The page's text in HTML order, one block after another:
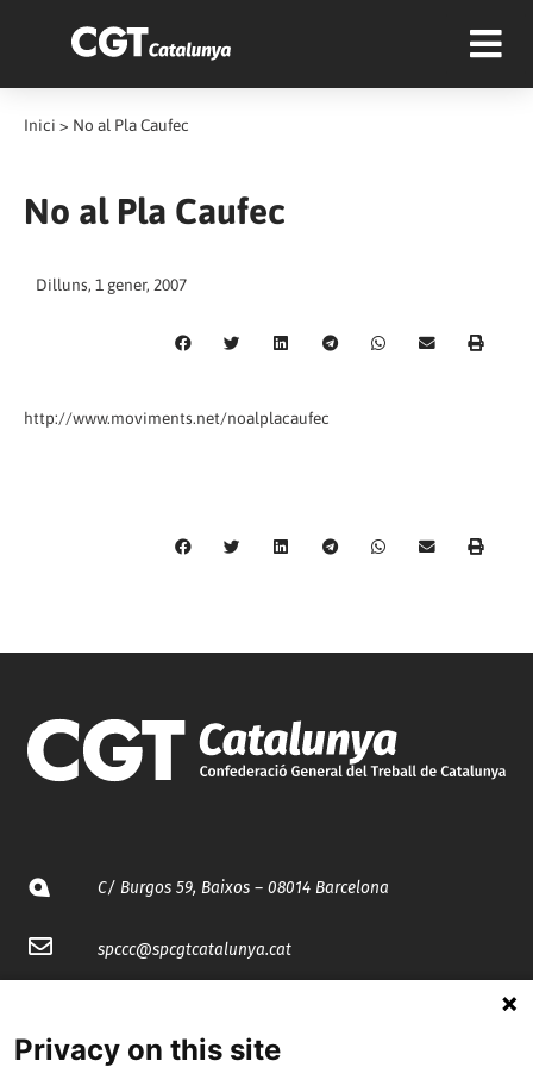
Inici > No al Pla Caufec
No al Pla Caufec
Dilluns, 1 gener, 2007
http://www.moviments.net/noalplacaufec
C/ Burgos 59, Baixos – 08014 Barcelona
spccc@spcgtcatalunya.cat
Privacy on this site